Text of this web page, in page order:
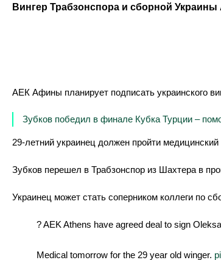
Вингер Трабзонспора и сборной
АЕК Афины планирует подписать украинского
Зубков победил в финале Кубка Турции –
29-летний украинец должен пройти
Зубков перешел в Трабзонспор из Шахтера в
Украинец может стать соперником коллеги по
?️ AEK Athens have agreed deal to sign
Medical tomorrow for the 29 year old winger.